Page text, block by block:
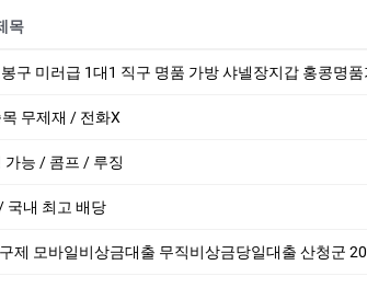
목
미러급 1대1 직구 명품 가방 샤넬장지갑 홍콩명품가방
무제재 / 전화X
가능 / 콤프 / 루징
국내 최고 배당
금대출 무직비상금당일대출 산청군 20만원30만원 급한돈드려요